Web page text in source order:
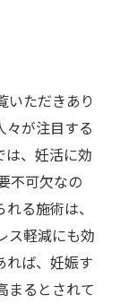
いただきあり
々が注目する
は、妊活に効
不可欠なの
る施術は、
ス軽減にも効
れば、妊娠す
まるとされて